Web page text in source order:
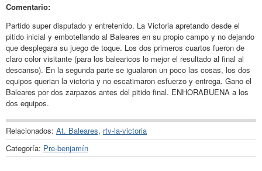
Comentario:
Partido super disputado y entretenido. La Victoria apretando desde el
pitido inicial y embotellando al Baleares en su propio campo y no dejando
que desplegara su juego de toque. Los dos primeros cuartos fueron de
claro color visitante (para los balearicos lo mejor el resultado al final al
descanso). En la segunda parte se igualaron un poco las cosas, los dos
equipos querian la victoria y no escatimaron esfuerzo y entrega. Gano el
Baleares por dos zarpazos antes del pitido final. ENHORABUENA a los
dos equipos.
Relacionados: At. Baleares, rtv-la-victoria
Categoría: Pre-benjamín